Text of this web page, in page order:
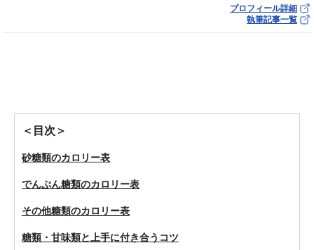
プロフィール詳細
執筆記事一覧
＜目次＞
砂糖類のカロリー表
でんぷん糖類のカロリー表
その他糖類のカロリー表
糖類・甘味類と上手に付き合うコツ